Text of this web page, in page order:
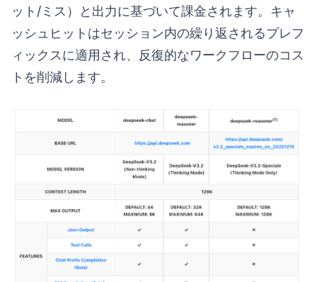
ット/ミス）と出力に基づいて課金されます。キャ
ッシュヒットはセッション内の繰り返されるプレフ
ィックスに適用され、反復的なワークフローのコス
トを削減します。